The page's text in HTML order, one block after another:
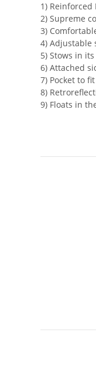
1) Reinforced
2) Supreme
3)
4) Adjustable
5) Stows in
6) Attached
7) Pocket to
8)
9) Floats in